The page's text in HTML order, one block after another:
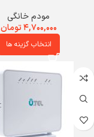
مودم خانگی
۴,۷۰۰,۰۰۰تومان
انتخاب گزینه ها